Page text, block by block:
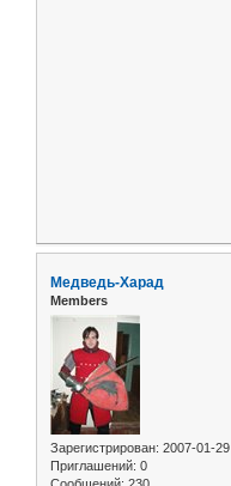
Медведь-Харад
Members
Зарегистрирован: 2007-01-29
Приглашений: 0